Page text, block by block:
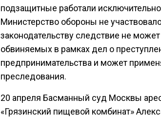
подзащитные работали исключительно
Министерство обороны не
законодательству следствие не
обвиняемых в рамках дел о
предпринимательства и может
преследования.
20 апреля Басманный суд Москвы
«Грязинский пищевой комбинат»